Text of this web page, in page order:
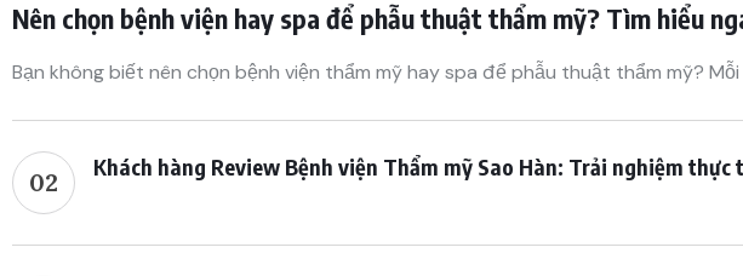
Nên chọn bệnh viện hay spa để phẫu thuật thẩm mỹ? Tìm hiểu
Bạn không biết nên chọn bệnh viện thẩm mỹ hay spa để phẫu thuật thẩm mỹ?
02
Khách hàng Review Bệnh viện Thẩm mỹ Sao Hàn: Trải nghiệm thực